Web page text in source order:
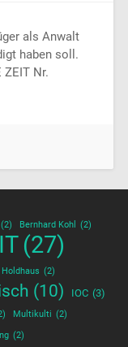
als Anwalt
haben soll.
Nr.
(2) Bernhard Kohl (2)
(27)
(2)
(10) IOC (3)
Multikulti (2)
(2)